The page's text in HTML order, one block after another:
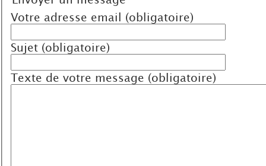
Votre adresse email (obligatoire)
Sujet (obligatoire)
Texte de votre message (obligatoire)